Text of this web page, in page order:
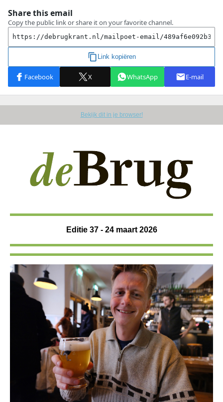
Bekijk dit in je browser!
Editie 37 - 24 maart 2026